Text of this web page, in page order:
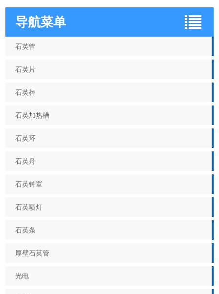
导航菜单
石英管
石英片
石英棒
石英加热槽
石英环
石英舟
石英钟罩
石英喷灯
石英条
厚壁石英管
光电